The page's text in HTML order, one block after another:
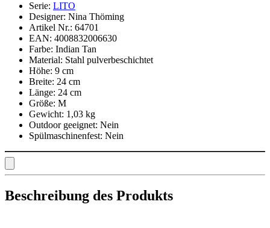
Serie: LITO
Designer: Nina Thöming
Artikel Nr.: 64701
EAN: 4008832006630
Farbe: Indian Tan
Material: Stahl pulverbeschichtet
Höhe: 9 cm
Breite: 24 cm
Länge: 24 cm
Größe: M
Gewicht: 1,03 kg
Outdoor geeignet: Nein
Spülmaschinenfest: Nein
Beschreibung des Produkts